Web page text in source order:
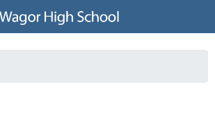
Jump to navigation